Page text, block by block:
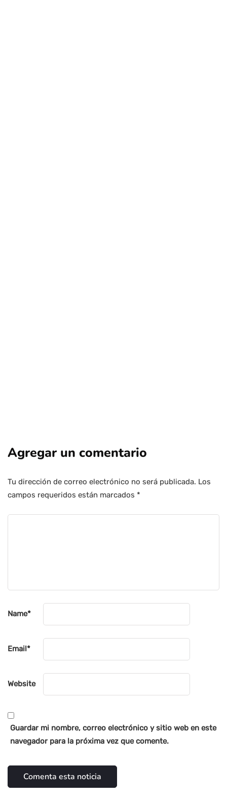
Agregar un comentario
Tu dirección de correo electrónico no será publicada. Los
campos requeridos están marcados *
Name*
Email*
Website
Guardar mi nombre, correo electrónico y sitio web en este
navegador para la próxima vez que comente.